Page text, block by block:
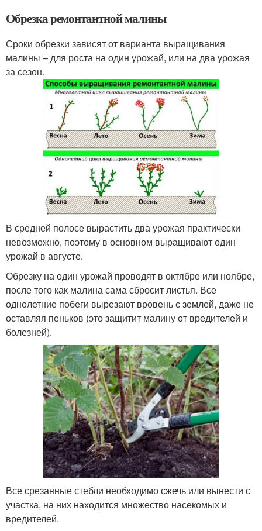
Обрезка ремонтантной малины
Сроки обрезки зависят от варианта выращивания
малины – для роста на один урожай, или на два урожая
за сезон.
В средней полосе вырастить два урожая практически
невозможно, поэтому в основном выращивают один
урожай в августе.
Обрезку на один урожай проводят в октябре или ноябре,
после того как малина сама сбросит листья. Все
однолетние побеги вырезают вровень с землей, даже не
оставляя пеньков (это защитит малину от вредителей и
болезней).
Все срезанные стебли необходимо сжечь или вынести с
участка, на них находится множество насекомых и
вредителей.